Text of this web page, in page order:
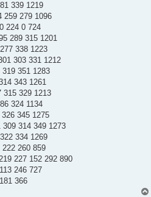
339 1219
259 279 1096
224 0 724
289 315 1201
338 1223
303 331 1212
351 1283
343 1261
315 329 1213
324 1134
345 1275
314 349 1273
334 1269
260 859
227 152 292 890
246 727
366